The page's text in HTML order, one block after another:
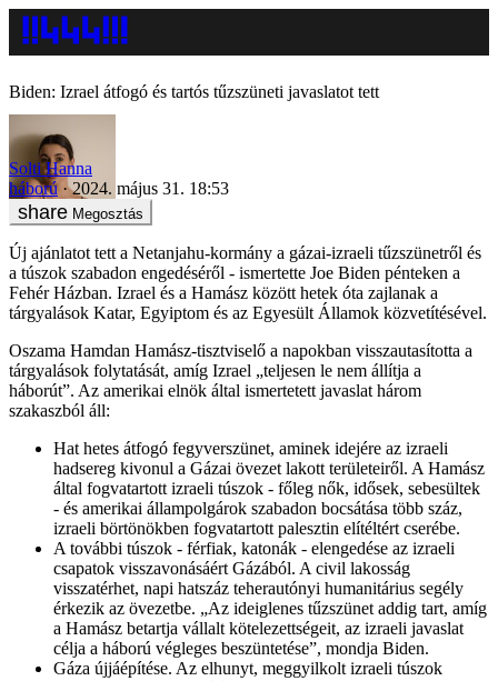
Biden: Izrael átfogó és tartós tűzszüneti javaslatot tett
Solti Hanna
háború
2024. május 31. 18:53
Megosztás
Új ajánlatot tett a Netanjahu-kormány a gázai-izraeli tűzszünetről és
a túszok szabadon engedéséről - ismertette Joe Biden pénteken a
Fehér Házban. Izrael és a Hamász között hetek óta zajlanak a
tárgyalások Katar, Egyiptom és az Egyesült Államok közvetítésével.
Oszama Hamdan Hamász-tisztviselő a napokban visszautasította a
tárgyalások folytatását, amíg Izrael „teljesen le nem állítja a
háborút”. Az amerikai elnök által ismertetett javaslat három
szakaszból áll:
Hat hetes átfogó fegyverszünet, aminek idejére az izraeli
hadsereg kivonul a Gázai övezet lakott területeiről. A Hamász
által fogvatartott izraeli túszok - főleg nők, idősek, sebesültek
- és amerikai állampolgárok szabadon bocsátása több száz,
izraeli börtönökben fogvatartott palesztin elítéltért cserébe.
A további túszok - férfiak, katonák - elengedése az izraeli
csapatok visszavonásáért Gázából. A civil lakosság
visszatérhet, napi hatszáz teherautónyi humanitárius segély
érkezik az övezetbe. „Az ideiglenes tűzszünet addig tart, amíg
a Hamász betartja vállalt kötelezettségeit, az izraeli javaslat
célja a háború végleges beszüntetése”, mondja Biden.
Gáza újjáépítése. Az elhunyt, meggyilkolt izraeli túszok